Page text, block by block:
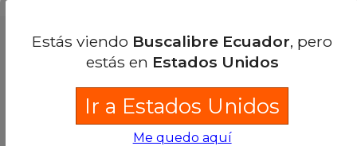
Nuestras Formas de Pago
Estás viendo Buscalibre Ecuador, pero
estás en Estados Unidos
Ir a Estados Unidos
Me quedo aquí